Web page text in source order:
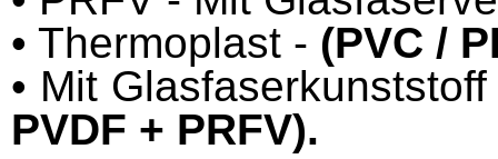
• Thermoplast - (PVC /
• Mit
PVDF + PRFV).